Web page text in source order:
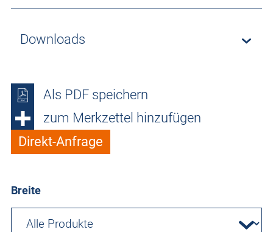
Downloads
Als PDF speichern
zum Merkzettel hinzufügen
Direkt-Anfrage
Breite